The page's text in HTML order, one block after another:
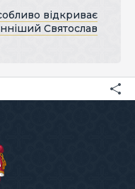
відкриває
Святослав